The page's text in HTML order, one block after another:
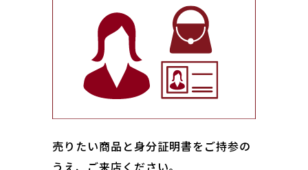
売りたい商品と身分証明書をご持参の
うえ、ご来店ください｡